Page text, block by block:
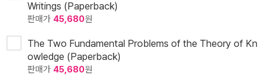
Writings (Paperback)
판매가 45,680원
The Two Fundamental Problems of the Theory of Kn
owledge (Paperback)
판매가 45,680원